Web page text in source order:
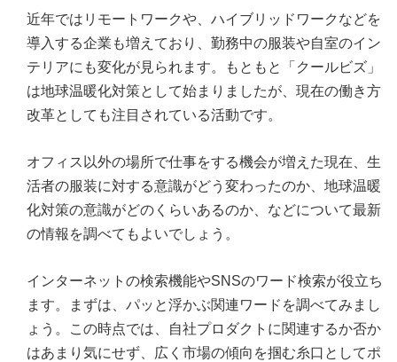
近年ではリモートワークや、ハイブリッドワークなどを
導入する企業も増えており、勤務中の服装や自室のイン
テリアにも変化が見られます。もともと「クールビズ」
は地球温暖化対策として始まりましたが、現在の働き方
改革としても注目されている活動です。
オフィス以外の場所で仕事をする機会が増えた現在、生
活者の服装に対する意識がどう変わったのか、地球温暖
化対策の意識がどのくらいあるのか、などについて最新
の情報を調べてもよいでしょう。
インターネットの検索機能やSNSのワード検索が役立ち
ます。まずは、パッと浮かぶ関連ワードを調べてみまし
ょう。この時点では、自社プロダクトに関連するか否か
はあまり気にせず、広く市場の傾向を掴む糸口としてポ